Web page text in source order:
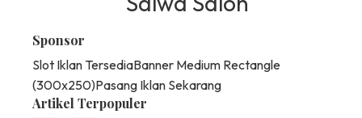
Sponsor
Slot Iklan TersediaBanner Medium Rectangle
(300x250)Pasang Iklan Sekarang
Artikel Terpopuler